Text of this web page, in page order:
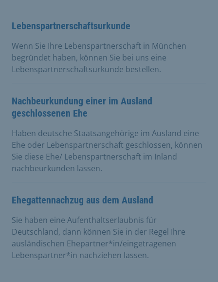
Lebenspartnerschaftsurkunde
Wenn Sie Ihre Lebenspartnerschaft in München
begründet haben, können Sie bei uns eine
Lebenspartnerschaftsurkunde bestellen.
Nachbeurkundung einer im Ausland
geschlossenen Ehe
Haben deutsche Staatsangehörige im Ausland eine
Ehe oder Lebenspartnerschaft geschlossen, können
Sie diese Ehe/ Lebenspartnerschaft im Inland
nachbeurkunden lassen.
Ehegattennachzug aus dem Ausland
Sie haben eine Aufenthaltserlaubnis für
Deutschland, dann können Sie in der Regel Ihre
ausländischen Ehepartner*in/eingetragenen
Lebenspartner*in nachziehen lassen.